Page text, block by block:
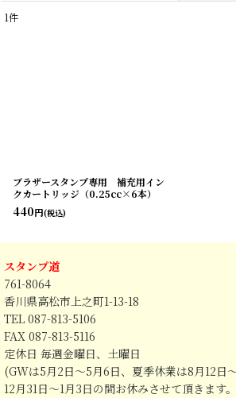
1件
ブラザースタンプ専用 補充用イン
クカートリッジ（0.25cc×6本）
440円(税込)
スタンプ道
761-8064
香川県高松市上之町1-13-18
TEL 087-813-5106
FAX 087-813-5116
定休日 毎週金曜日、土曜日
(GWは5月2日～5月6日、夏季休業は8月12日
12月31日～1月3日の間お休みさせて頂きます